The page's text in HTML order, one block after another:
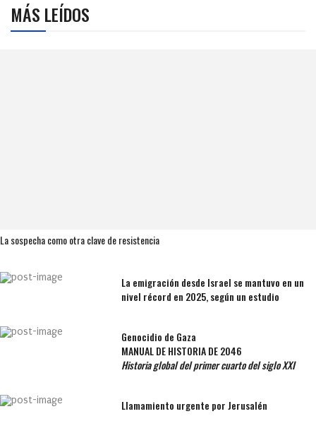
MÁS LEÍDOS
La sospecha como otra clave de resistencia
La emigración desde Israel se mantuvo en un
nivel récord en 2025, según un estudio
Genocidio de Gaza
MANUAL DE HISTORIA DE 2046
Historia global del primer cuarto del siglo XXI
Llamamiento urgente por Jerusalén